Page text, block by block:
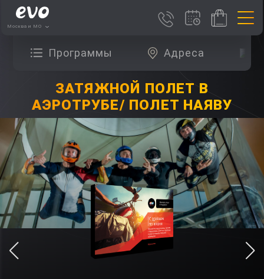
Москва и МО
Программы Адреса
ЗАТЯЖНОЙ ПОЛЕТ В
АЭРОТРУБЕ/ ПОЛЕТ НАЯВУ